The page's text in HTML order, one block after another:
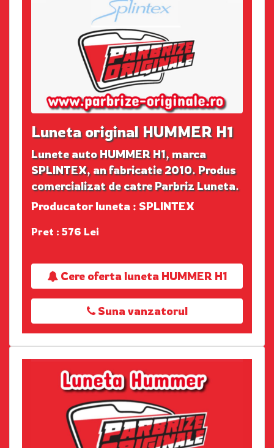
Luneta original HUMMER H1
Lunete auto HUMMER H1, marca
SPLINTEX, an fabricatie 2010. Produs
comercializat de catre Parbriz Luneta.
Producator luneta : SPLINTEX
Pret : 576 Lei
Cere oferta luneta HUMMER H1
Suna vanzatorul